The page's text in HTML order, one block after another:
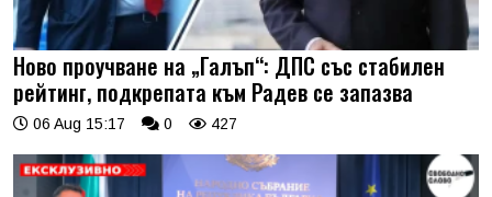
Ново проучване на „Галъп“: ДПС със стабилен
рейтинг, подкрепата към Радев се запазва
06 Aug 15:17 0 427